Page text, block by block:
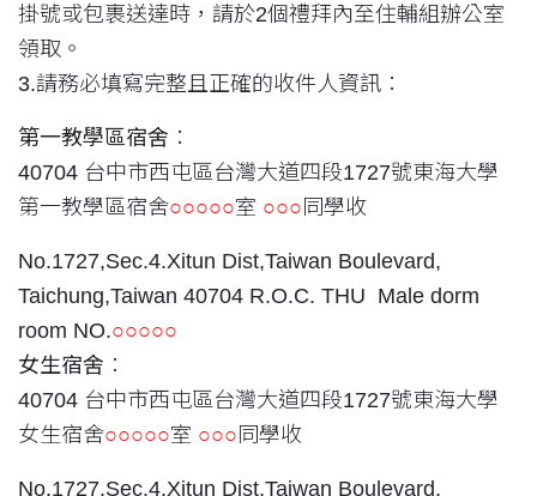
掛號或包裹送達時，請於2個禮拜內至住輔組辦公室
領取。
3.請務必填寫完整且正確的收件人資訊：
第一教學區宿舍 ：
40704 台中市西屯區台灣大道四段1727號東海大學
第一教學區宿舍○○○○○室 ○○○同學收
No.1727,Sec.4.Xitun Dist,Taiwan Boulevard,
Taichung,Taiwan 40704 R.O.C. THU Male dorm
room NO.○○○○○
女生宿舍 ：
40704 台中市西屯區台灣大道四段1727號東海大學
女生宿舍○○○○○室 ○○○同學收
No.1727,Sec.4.Xitun Dist,Taiwan Boulevard,